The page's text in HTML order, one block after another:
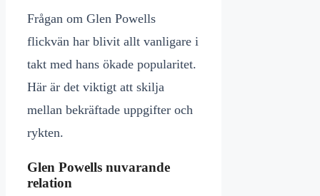
Frågan om Glen Powells
flickvän har blivit allt vanligare i
takt med hans ökade popularitet.
Här är det viktigt att skilja
mellan bekräftade uppgifter och
rykten.
Glen Powells nuvarande
relation